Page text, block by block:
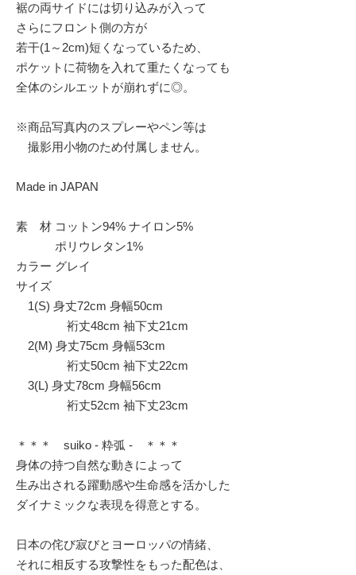
裾の両サイドには切り込みが入って
さらにフロント側の方が
若干(1～2cm)短くなっているため、
ポケットに荷物を入れて重たくなっても
全体のシルエットが崩れずに◎。
※商品写真内のスプレーやペン等は
撮影用小物のため付属しません。
Made in JAPAN
素 材 コットン94% ナイロン5%
ポリウレタン1%
カラー グレイ
サイズ
1(S) 身丈72cm 身幅50cm
裄丈48cm 袖下丈21cm
2(M) 身丈75cm 身幅53cm
裄丈50cm 袖下丈22cm
3(L) 身丈78cm 身幅56cm
裄丈52cm 袖下丈23cm
＊＊＊ suiko - 粋弧 - ＊＊＊
身体の持つ自然な動きによって
生み出される躍動感や生命感を活かした
ダイナミックな表現を得意とする。
日本の侘び寂びとヨーロッパの情緒、
それに相反する攻撃性をもった配色は、